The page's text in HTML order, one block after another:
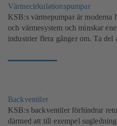
Värmecirkulationspumpar
KSB:s värmepumpar är
och värmesystem och minskar
industrier flera gånger om. Ta del
Backventiler
KSB:s backventiler förhindrar
därmed att till exempel